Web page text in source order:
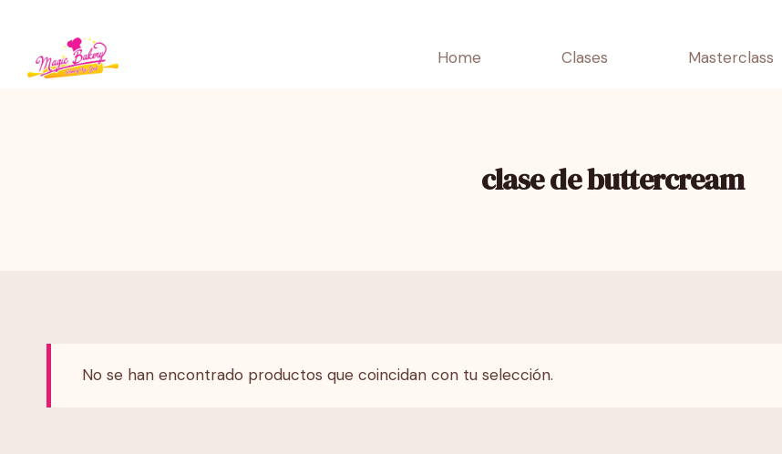
contenido
Home Clases Masterclass
clase de buttercream
No se han encontrado productos que coincidan con tu selección.